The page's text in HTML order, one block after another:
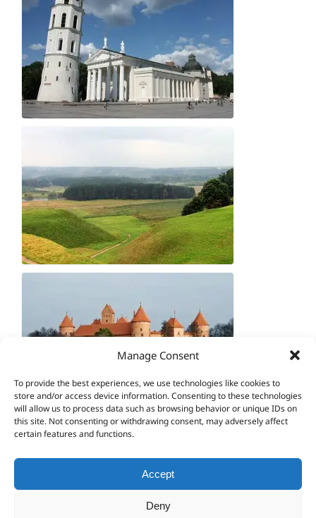
Manage Consent
To provide the best experiences, we use technologies like cookies to
store and/or access device information. Consenting to these technologies
will allow us to process data such as browsing behavior or unique IDs on
this site. Not consenting or withdrawing consent, may adversely affect
certain features and functions.
Accept
Deny
© VIAJESBALTICOS | +370 620 46270 | E-mail: